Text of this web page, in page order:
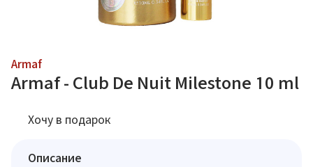
Armaf
Armaf - Club De Nuit Milestone 10 ml
Хочу в подарок
Описание